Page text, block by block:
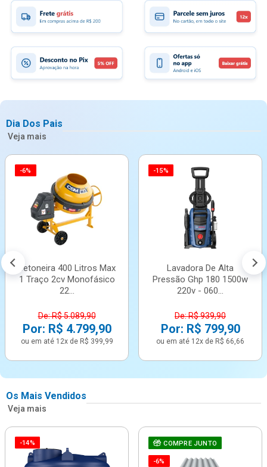
Dia Dos Pais
Veja mais
-6%
Betoneira 400 Litros Max
1 Traço 2cv Monofásico
22...
De: R$ 5.089,90
Por: R$ 4.799,90
ou em até 12x de R$ 399,99
-15%
Lavadora De Alta
Pressão Ghp 180 1500w
220v - 060...
De: R$ 939,90
Por: R$ 799,90
ou em até 12x de R$ 66,66
Os Mais Vendidos
Veja mais
-14% COMPRE JUNTO
-6%